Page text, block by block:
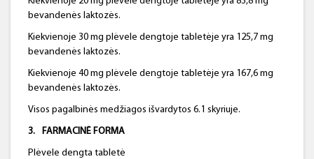
bevandenės laktozės.
Kiekvienoje 30 mg plėvele dengtoje tabletėje yra 125,7 mg
bevandenės laktozės.
Kiekvienoje 40 mg plėvele dengtoje tabletėje yra 167,6 mg
bevandenės laktozės.
Visos pagalbinės medžiagos išvardytos 6.1 skyriuje.
3. FARMACINĖ FORMA
Plėvele dengta tabletė